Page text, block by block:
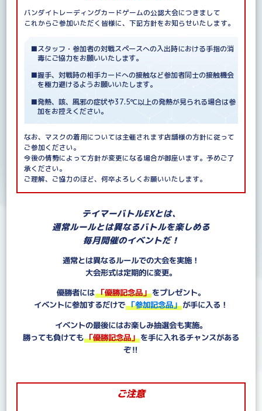
バンダイトレーディングカードゲームの公認大会につきまして
これからご参加いただく皆様に、下記方針をお知らせいたします。
■スタッフ・参加者の対戦スペースへの入出時における手指の消
毒にご協力をお願いいたします。
■握手、対戦時の相手カードへの接触など参加者同士の接触機会
を極力避けるようお願いいたします。
■発熱、咳、風邪の症状や37.5℃以上の発熱が見られる場合は参
加をお控えください。
なお、マスクの着用については主催されます店舗様の方針に従って
ご参加ください。
今後の情勢によって方針が変更になる場合が御座います。予めご了
承ください。
ご理解、ご協力のほど、何卒よろしくお願いいたします。
テイマーバトルEXとは、
通常ルールとは異なるバトルを楽しめる
毎月開催のイベントだ！
通常とは異なるルールでの大会を実施！
大会形式は定期的に変更。
優勝者には「優勝記念品」 をプレゼント。
イベントに参加するだけで「参加記念品」 が手に入る！
イベントの最後にはお楽しみ抽選会も実施。
勝っても負けても「優勝記念品」 を手に入れるチャンスがある
ぞ‼
ご注意